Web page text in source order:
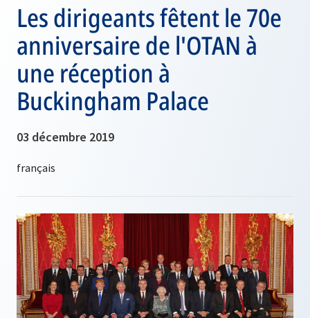
Les dirigeants fêtent le 70e
anniversaire de l'OTAN à
une réception à
Buckingham Palace
03 décembre 2019